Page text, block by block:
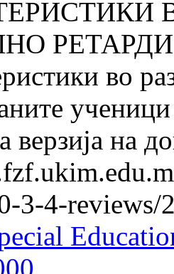
во
верзија на
3-4-